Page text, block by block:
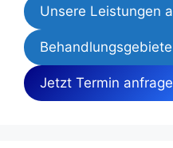
Unsere Leistungen
Jetzt Termin